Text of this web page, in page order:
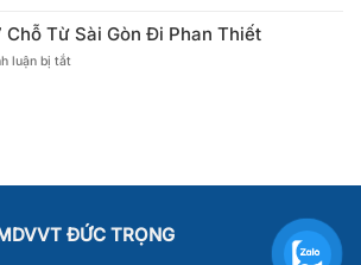
Phan
Sài
Gòn
Đi
Kia
Carnival
Chỗ Từ Sài Gòn Đi Phan Thiết
luận bị tắt
Phan
ĐỨC TRỌNG